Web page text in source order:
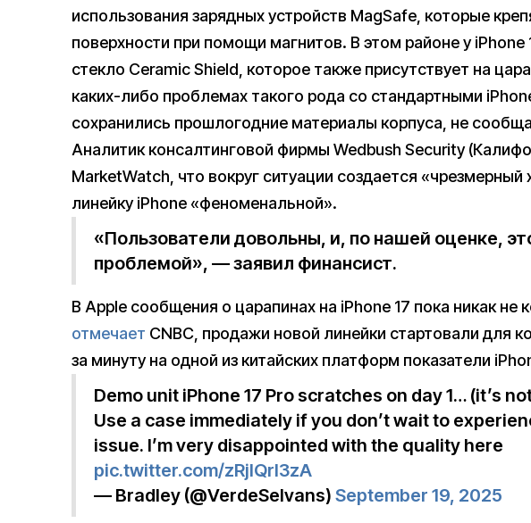
использования зарядных устройств MagSafe, которые
поверхности при помощи магнитов. В этом районе у iPhone
стекло Ceramic Shield, которое также присутствует на
каких-либо проблемах такого рода со стандартными
сохранились прошлогодние материалы корпуса, не
Аналитик консалтинговой фирмы Wedbush Security
MarketWatch, что вокруг ситуации создается «чрезмерный
линейку iPhone «феноменальной».
«Пользователи довольны, и, по нашей оценке,
проблемой», — заявил финансист.
В Apple сообщения о царапинах на iPhone 17 пока никак не
отмечает СNBC, продажи новой линейки стартовали для
за минуту на одной из китайских платформ показатели
Demo unit iPhone 17 Pro scratches on day 1… (it’s
Use a case immediately if you don’t wait to
issue. I’m very disappointed with the quality here
pic.twitter.com/zRjIQrl3zA
— Bradley (@VerdeSelvans) September 19, 2025